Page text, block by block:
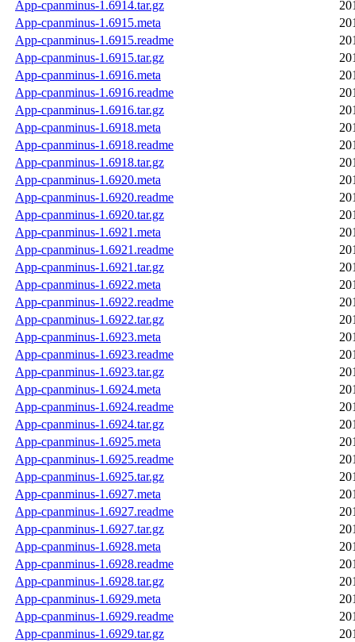
App-cpanminus-1.6914.tar.gz
App-cpanminus-1.6915.meta
App-cpanminus-1.6915.readme
App-cpanminus-1.6915.tar.gz
App-cpanminus-1.6916.meta
App-cpanminus-1.6916.readme
App-cpanminus-1.6916.tar.gz
App-cpanminus-1.6918.meta
App-cpanminus-1.6918.readme
App-cpanminus-1.6918.tar.gz
App-cpanminus-1.6920.meta
App-cpanminus-1.6920.readme
App-cpanminus-1.6920.tar.gz
App-cpanminus-1.6921.meta
App-cpanminus-1.6921.readme
App-cpanminus-1.6921.tar.gz
App-cpanminus-1.6922.meta
App-cpanminus-1.6922.readme
App-cpanminus-1.6922.tar.gz
App-cpanminus-1.6923.meta
App-cpanminus-1.6923.readme
App-cpanminus-1.6923.tar.gz
App-cpanminus-1.6924.meta
App-cpanminus-1.6924.readme
App-cpanminus-1.6924.tar.gz
App-cpanminus-1.6925.meta
App-cpanminus-1.6925.readme
App-cpanminus-1.6925.tar.gz
App-cpanminus-1.6927.meta
App-cpanminus-1.6927.readme
App-cpanminus-1.6927.tar.gz
App-cpanminus-1.6928.meta
App-cpanminus-1.6928.readme
App-cpanminus-1.6928.tar.gz
App-cpanminus-1.6929.meta
App-cpanminus-1.6929.readme
App-cpanminus-1.6929.tar.gz